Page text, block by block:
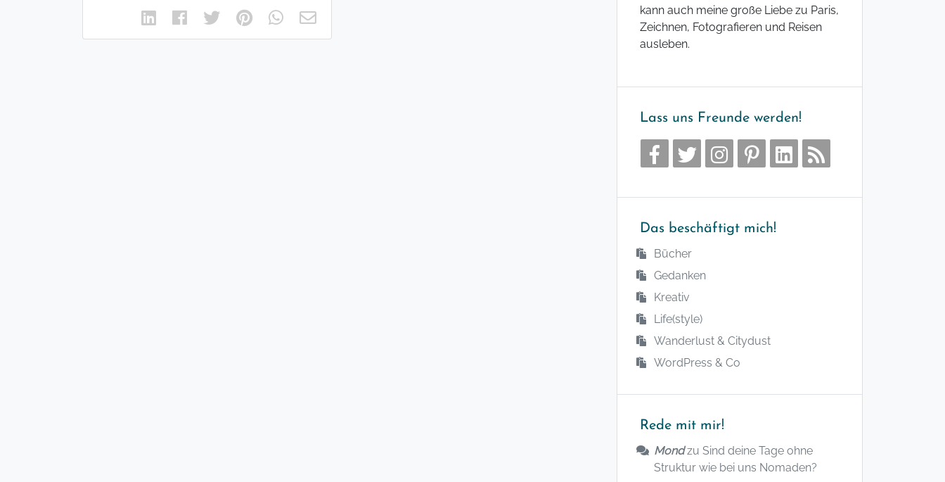
kann auch meine große Liebe zu Paris,
Zeichnen, Fotografieren und Reisen
ausleben.
Lass uns Freunde werden!
Das beschäftigt mich!
Bücher
Gedanken
Kreativ
Life(style)
Wanderlust & Citydust
WordPress & Co
Rede mit mir!
Mondzu Sind deine Tage ohne
Struktur wie bei uns Nomaden?